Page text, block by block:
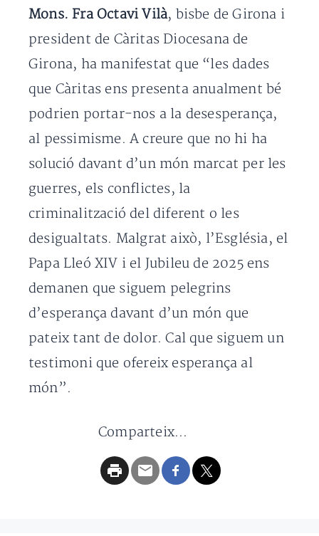
Mons. Fra Octavi Vilà, bisbe de Girona i
president de Càritas Diocesana de
Girona, ha manifestat que “les dades
que Càritas ens presenta anualment bé
podrien portar-nos a la desesperança,
al pessimisme. A creure que no hi ha
solució davant d’un món marcat per les
guerres, els conflictes, la
criminalització del diferent o les
desigualtats. Malgrat això, l’Església, el
Papa Lleó XIV i el Jubileu de 2025 ens
demanen que siguem pelegrins
d’esperança davant d’un món que
pateix tant de dolor. Cal que siguem un
testimoni que ofereix esperança al
món”.
Comparteix...